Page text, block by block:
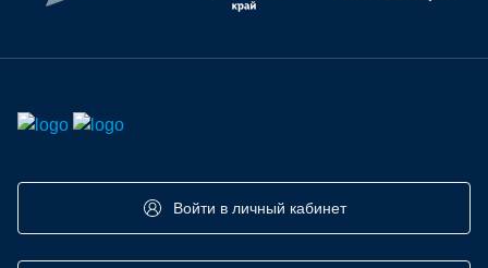
Войти в личный кабинет